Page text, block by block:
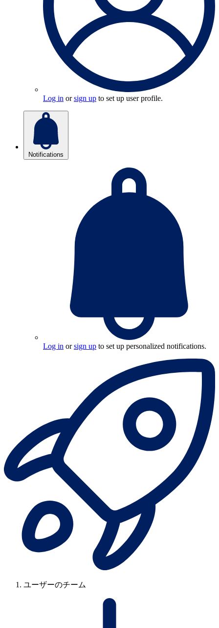
Log in orsign up to set up user profile.
Notifications
Log in orsign up to set up personalized notifications.
ユーザーのチーム